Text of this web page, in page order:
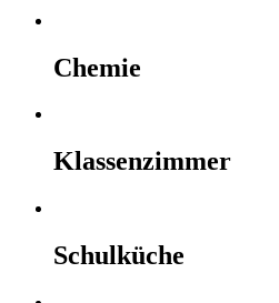
Chemie
Klassenzimmer
Schulküche